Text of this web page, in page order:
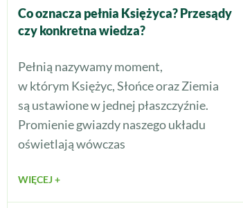
Co oznacza pełnia Księżyca? Przesądy
czy konkretna wiedza?
Pełnią nazywamy moment,
w którym Księżyc, Słońce oraz Ziemia
są ustawione w jednej płaszczyźnie.
Promienie gwiazdy naszego układu
oświetlają wówczas
WIĘCEJ +